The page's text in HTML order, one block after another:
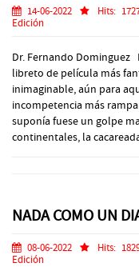
14-06-2022 Hits:
Edición
Dr. Fernando Dominguez
libreto de película más
inimaginable, aún para
incompetencia más
suponía fuese un golpe
continentales, la
NADA COMO UN
08-06-2022 Hits:
Edición